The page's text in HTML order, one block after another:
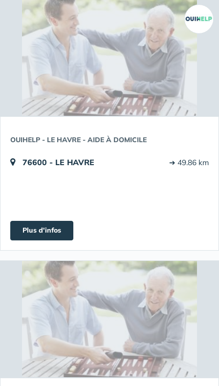
OUIHELP - LE HAVRE - AIDE À DOMICILE
76600 - LE HAVRE ➔ 49.86 km
Plus d'infos